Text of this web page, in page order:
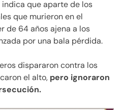
indica que aparte de los
que murieron en el
de 64 años ajena a los
por una bala pérdida.
dispararon contra los
el alto, pero ignoraron